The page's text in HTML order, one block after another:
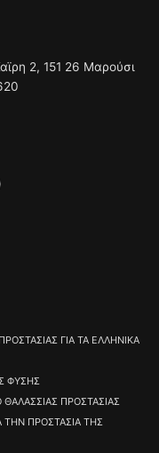
2, 151 26 Μαρούσι
ΓΙΑ ΤΑ ΕΛΛΗΝΙΚΑ
ΦΥΣΗΣ
ΘΑΛΑΣΣΙΑΣ ΠΡΟΣΤΑΣΙΑΣ
ΤΗΝ ΠΡΟΣΤΑΣΙΑ ΤΗΣ